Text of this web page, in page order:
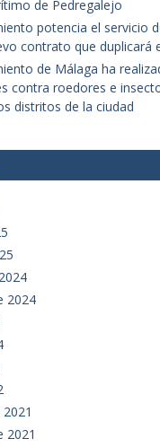
de Pedregalejo
potencia el servicio
contrato que duplicará
de Málaga ha
contra roedores e
distritos de la ciudad
2024
2021